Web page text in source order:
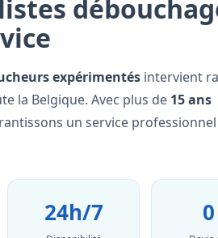
expérimentés intervient
la Belgique. Avec plus de 15 ans
un service
24h/7